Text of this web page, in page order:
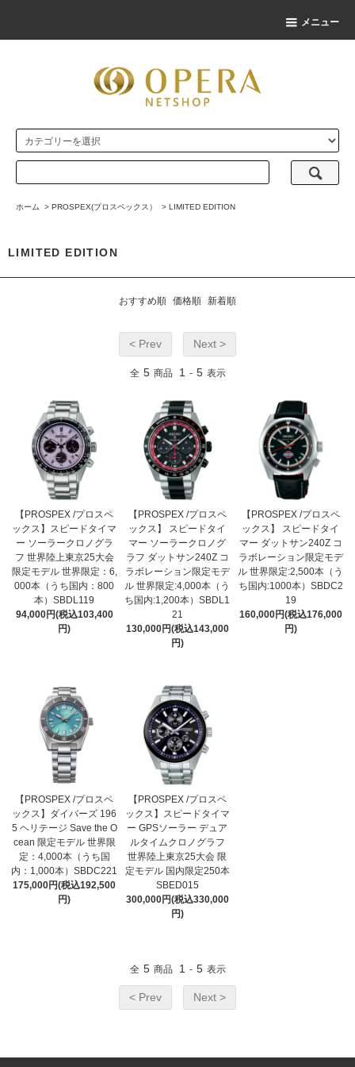
メニュー
ホーム > PROSPEX(プロスペックス） > LIMITED EDITION
LIMITED EDITION
おすすめ順 価格順 新着順
< Prev Next >
全 5 商品 1 - 5 表示
【PROSPEX /プロスペ
ックス】スピードタイマ
ー ソーラークロノグラ
フ 世界陸上東京25大会
限定モデル 世界限定：6,
000本（うち国内：800
本）SBDL119
94,000円(税込103,400
円)
【PROSPEX /プロスペ
ックス】 スピードタイ
マー ソーラークロノグ
ラフ ダットサン240Z コ
ラボレーション限定モデ
ル 世界限定:4,000本（う
ち国内:1,200本）SBDL1
21
130,000円(税込143,000
円)
【PROSPEX /プロスペ
ックス】 スピードタイ
マー ダットサン240Z コ
ラボレーション限定モデ
ル 世界限定:2,500本（う
ち国内:1000本）SBDC2
19
160,000円(税込176,000
円)
【PROSPEX /プロスペ
ックス】ダイバーズ 196
5 ヘリテージ Save the O
cean 限定モデル 世界限
定：4,000本（うち国
内：1,000本）SBDC221
175,000円(税込192,500
円)
【PROSPEX /プロスペ
ックス】スピードタイマ
ー GPSソーラー デュア
ルタイムクロノグラフ
世界陸上東京25大会 限
定モデル 国内限定250本
SBED015
300,000円(税込330,000
円)
全 5 商品 1 - 5 表示
< Prev Next >